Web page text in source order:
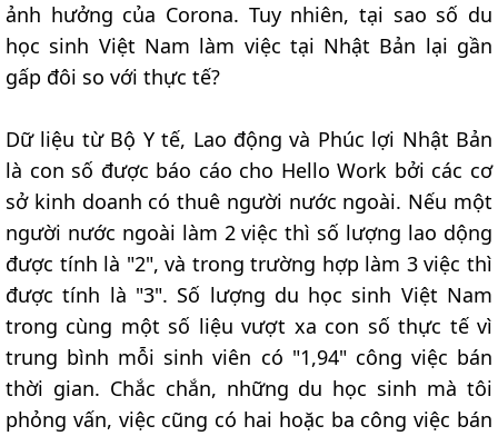
ảnh hưởng của Corona. Tuy nhiên, tại sao số du
học sinh Việt Nam làm việc tại Nhật Bản lại gần
gấp đôi so với thực tế?
Dữ liệu từ Bộ Y tế, Lao động và Phúc lợi Nhật Bản
là con số được báo cáo cho Hello Work bởi các cơ
sở kinh doanh có thuê người nước ngoài. Nếu một
người nước ngoài làm 2 việc thì số lượng lao dộng
được tính là "2", và trong trường hợp làm 3 việc thì
được tính là "3". Số lượng du học sinh Việt Nam
trong cùng một số liệu vượt xa con số thực tế vì
trung bình mỗi sinh viên có "1,94" công việc bán
thời gian. Chắc chắn, những du học sinh mà tôi
phỏng vấn, việc cũng có hai hoặc ba công việc bán